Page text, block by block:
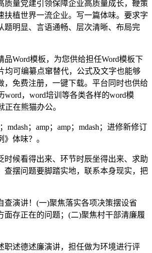
质量党建引领保障企业高质量成长，鞭策
扶植世界一流企业。写一篇体味。要求字
题明显、言语通畅、层次清晰、布局完
Word模板，为您供给担任Word模板下
均可编纂点窜替代，公式及文字也能够
，免费注册，一键下载。平台同时也供给
word，word培训等各类各样的word模
正在熊猫办公。
；amp；amp；mdash；进修新修订
》体味？。
候看得出来、环节时辰坐得出来、求助
查摆问题要脚踏实地，联系本身现实，把
演讲！(一)聚焦落实各项决策摆设省
面存正在的问题；(二)聚焦村干部清廉履
述德述廉演讲，担任做为环境进行评